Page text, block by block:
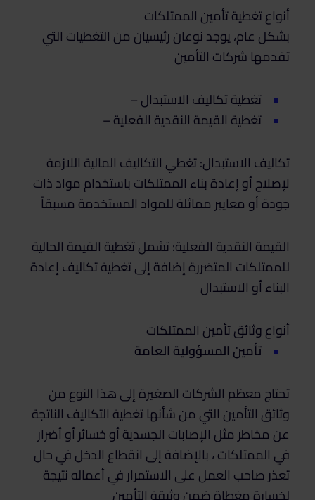
أنواع تغطية تأمين الممتلكات
بشكل عام، يوجد نوعان رئيسيان من التغطيات التي
تقدمها شركات التأمين
تغطية تكاليف الاستبدال –
تغطية القيمة النقدية الفعلية –
تكاليف الاستبدال: تغطي التكاليف المالية اللازمة
لإصلاح أو إعادة بناء الممتلكات باستخدام مواد ذات
جودة أو معايير مماثلة للمواد المستخدمة مسبقاً
القيمة النقدية الفعلية: تشمل تغطية القيمة الحالية
للممتلكات المتضررة إضافة إلى تغطية تكاليف إعادة
البناء أو الاستبدال
أنواع وثائق تأمين الممتلكات
تأمين المسؤولية العامة
تحتاج معظم الشركات الصغيرة إلى هذا النوع من
وثائق التأمين التي من شأنها تغطية التكاليف الناتجة
عن مخاطر مثل الإصابات الجسدية أو خسائر أو أضرار
في الممتلكات ، بالإضافة إلى انقطاع الدخل في حال
تعذر صاحب العمل على الاستمرار في أعماله نتيجة
لخسارة مغطاة ضمن وثيقة التأمين